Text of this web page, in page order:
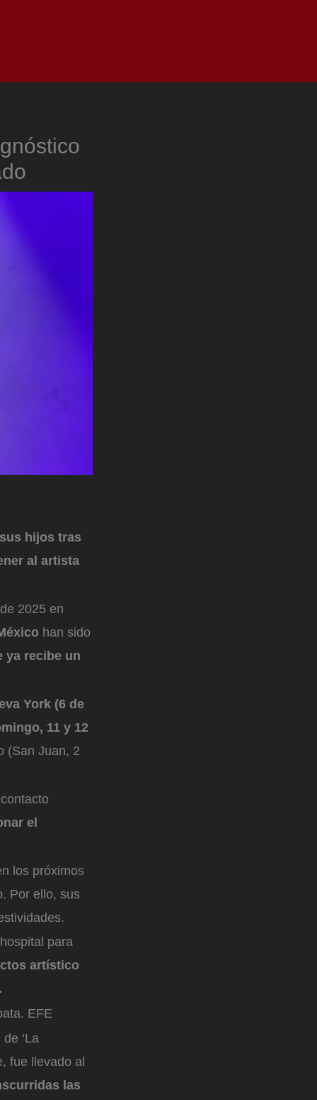
sus hijos tras
al artista
2025 en
han sido
ya recibe un
York (6 de
11 y 12
(San Juan, 2
el
los próximos
Por ello, sus
para
artístico
EFE
‘La
fue llevado al
las